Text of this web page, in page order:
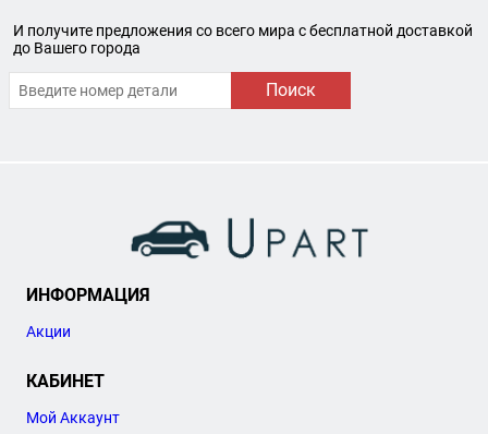
И получите предложения со всего мира с бесплатной доставкой
до Вашего города
Поиск
ИНФОРМАЦИЯ
Акции
КАБИНЕТ
Мой Аккаунт